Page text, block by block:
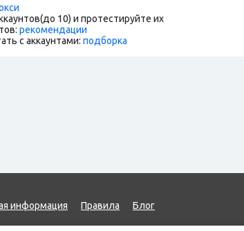
10) и протестируйте их
рекомендации
с аккаунтами: подборка
информация Правила Блог